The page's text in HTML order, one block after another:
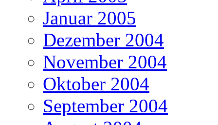
Januar 2005
Dezember 2004
November 2004
Oktober 2004
September 2004